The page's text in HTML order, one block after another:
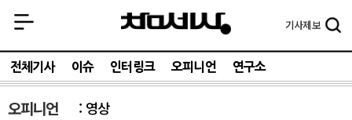
기사제보
전체기사 이슈 인터링크 오피니언 연구소
오피니언 영상